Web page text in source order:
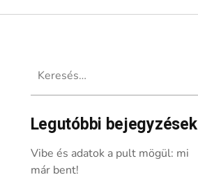
Legutóbbi bejegyzések
Vibe és adatok a pult mögül: mi
már bent!